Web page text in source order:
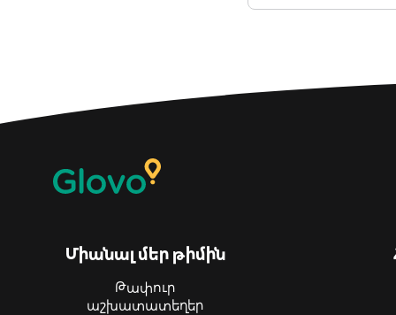
Միանալ մեր թիմին
Թափուր
աշխատատեղեր